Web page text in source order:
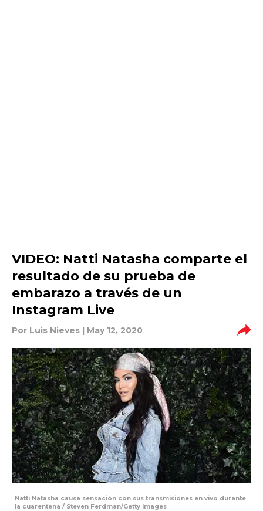
VIDEO: Natti Natasha comparte el
resultado de su prueba de
embarazo a través de un
Instagram Live
Por Luis Nieves | May 12, 2020
Natti Natasha causa sensación con sus transmisiones en vivo durante
la cuarentena / Steven Ferdman/Getty Images